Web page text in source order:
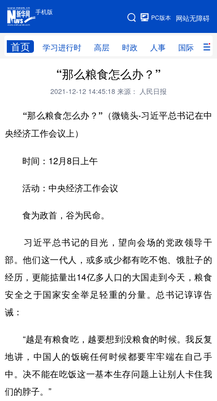
手机版
网站无障碍
PC版本
首页 学习进行时 高层 时政 人事 国际 财
手机版
网站地图
高层 时政
财经 网评
台湾 思客智库 全球连线 教育
科技 科创
法律 中央文件
食品 人居
城市 旅游 能源 会展
彩票 娱乐 时尚 悦读
公益 一带一路 亚太网 上市公司
地方频道
北京 天津 河北 山西
辽宁
“那么粮食怎么办？”
2021-12-12 14:45:18 来源： 人民日报
“那么粮食怎么办？”（微镜头·习近平总书记在中
央经济工作会议上）
时间：12月8日上午
活动：中央经济工作会议
食为政首，谷为民命。
习近平总书记的目光，望向会场的党政领导干
部。他们这一代人，或多或少都有吃不饱、饿肚子的
经历，更能掂量出14亿多人口的大国走到今天，粮食
安全之于国家安全举足轻重的分量。总书记谆谆告
诫：
“越是有粮食吃，越要想到没粮食的时候。我反复
地讲，中国人的饭碗任何时候都要牢牢端在自己手
中。决不能在吃饭这一基本生存问题上让别人卡住我
们的脖子。”